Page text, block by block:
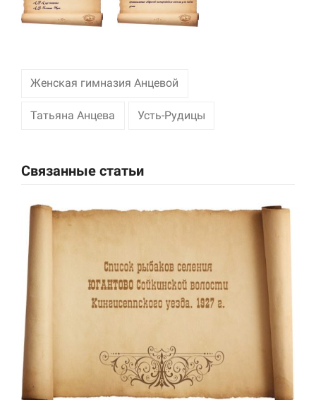
Женская гимназия Анцевой
Татьяна Анцева Усть-Рудицы
Связанные статьи
предложения.